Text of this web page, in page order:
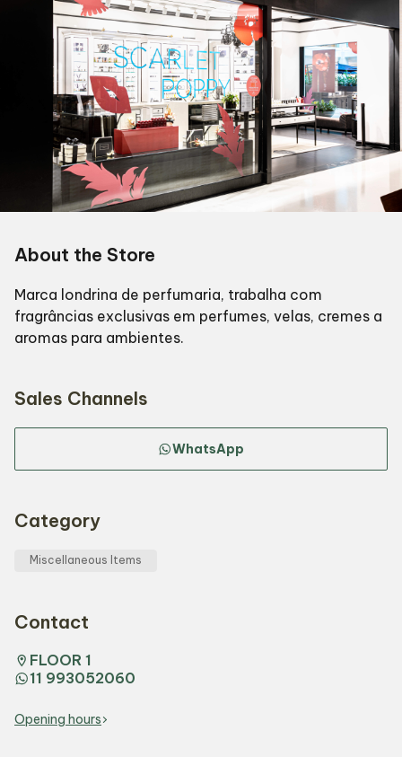
About the Store
Marca londrina de perfumaria, trabalha com
fragrâncias exclusivas em perfumes, velas, cremes a
aromas para ambientes.
Sales Channels
WhatsApp
Category
Miscellaneous Items
Contact
FLOOR 1
11 993052060
Opening hours